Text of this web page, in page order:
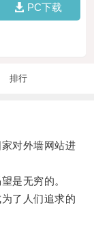
PC下载
排行
对外墙网站进
是无穷的。
了人们追求的